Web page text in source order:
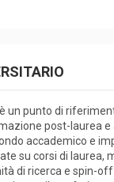
un punto di
post-laurea e
accademico e
su corsi di laurea,
di ricerca e spin-